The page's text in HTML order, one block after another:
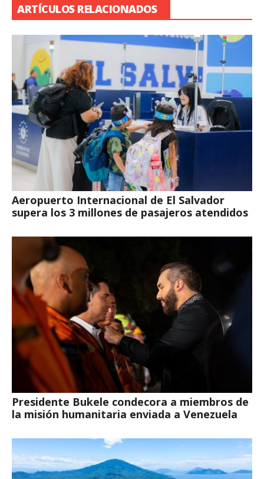
ARTÍCULOS RELACIONADOS
Aeropuerto Internacional de El Salvador
supera los 3 millones de pasajeros atendidos
Presidente Bukele condecora a miembros de
la misión humanitaria enviada a Venezuela